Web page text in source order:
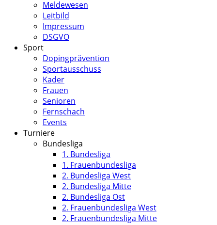
Meldewesen
Leitbild
Impressum
DSGVO
Sport
Dopingprävention
Sportausschuss
Kader
Frauen
Senioren
Fernschach
Events
Turniere
Bundesliga
1. Bundesliga
1. Frauenbundesliga
2. Bundesliga West
2. Bundesliga Mitte
2. Bundesliga Ost
2. Frauenbundesliga West
2. Frauenbundesliga Mitte